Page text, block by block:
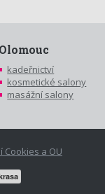
Olomouc
kadeřnictví
kosmetické salony
masážní salony
Cookies a OU